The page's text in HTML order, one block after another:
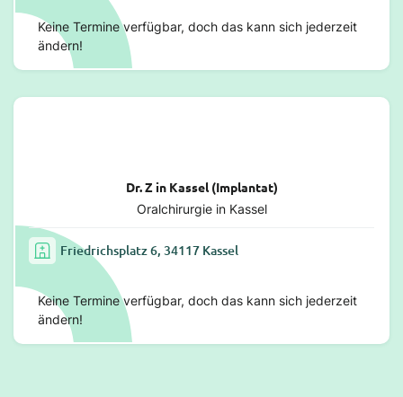
Keine Termine verfügbar, doch das kann sich jederzeit
ändern!
Dr. Z in Kassel (Implantat)
Oralchirurgie in Kassel
Friedrichsplatz 6, 34117 Kassel
Keine Termine verfügbar, doch das kann sich jederzeit
ändern!